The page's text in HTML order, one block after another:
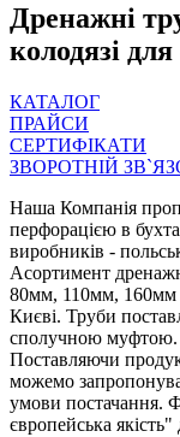
Дренажні
колодязі
КАТАЛОГ
ПРАЙСИ
СЕРТИФІКАТИ
ЗВОРОТНІЙ
Наша Компанія
перфорацією в
виробників -
Асортимент
80мм, 110мм, 160мм
Києві. Труби
сполучною муфтою.
Поставляючи
можемо
умови постачання.
європейська